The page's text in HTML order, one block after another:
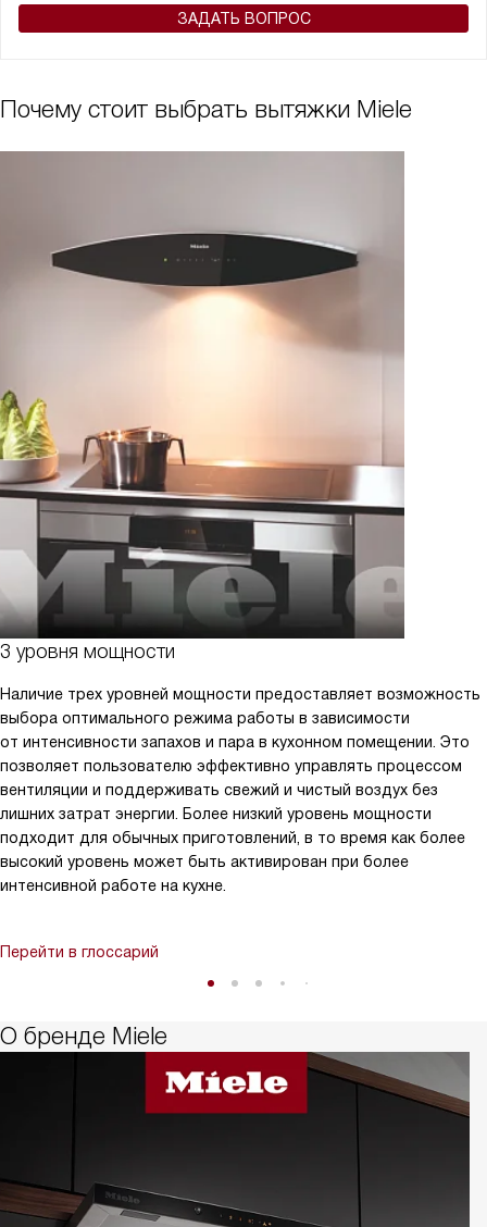
ЗАДАТЬ ВОПРОС
Почему стоит выбрать вытяжки Miele
3 уровня мощности
Наличие трех уровней мощности предоставляет возможность
выбора оптимального режима работы в зависимости
от интенсивности запахов и пара в кухонном помещении. Это
позволяет пользователю эффективно управлять процессом
вентиляции и поддерживать свежий и чистый воздух без
лишних затрат энергии. Более низкий уровень мощности
подходит для обычных приготовлений, в то время как более
высокий уровень может быть активирован при более
интенсивной работе на кухне.
Перейти в глоссарий
О бренде Miele